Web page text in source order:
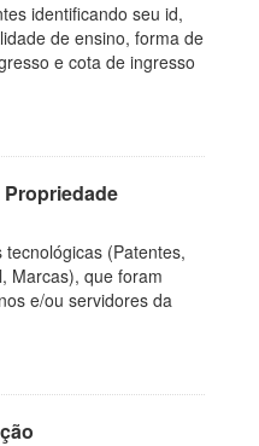
identificando seu id,
de ensino, forma de
e cota de ingresso
Propriedade
(Patentes,
Marcas), que foram
e/ou servidores da